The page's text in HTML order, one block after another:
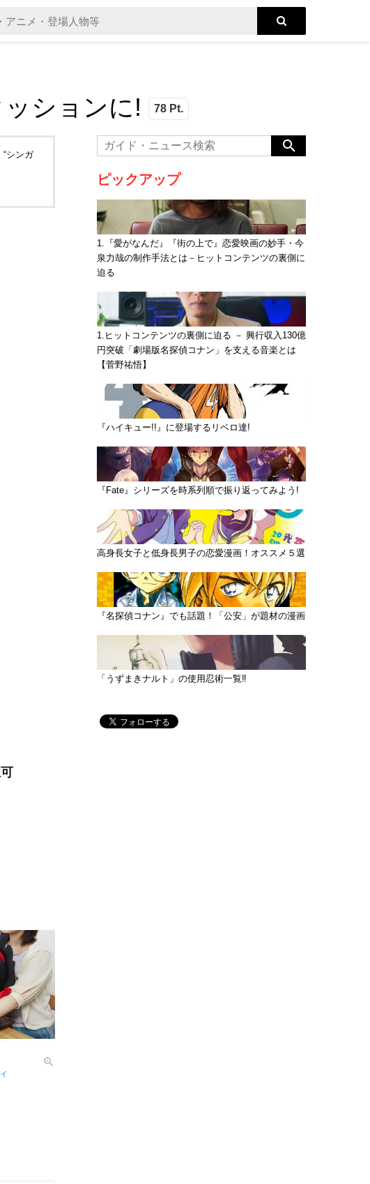
ッションに! 78 Pt.
シンガ
ピックアップ
1.『愛がなんだ』『街の上で』恋愛映画の妙手・今
泉力哉の制作手法とは－ヒットコンテンツの裏側に
迫る
1.ヒットコンテンツの裏側に迫る － 興行収入130億
円突破「劇場版名探偵コナン」を支える音楽とは
【菅野祐悟】
『ハイキュー!!』に登場するリベロ達!
『Fate』シリーズを時系列順で振り返ってみよう!
高身長女子と低身長男子の恋愛漫画！オススメ５選
『名探偵コナン』でも話題！「公安」が題材の漫画
「うずまきナルト」の使用忍術一覧‼